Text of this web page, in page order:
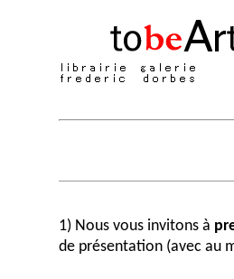
1) Nous vous invitons à
de présentation (avec au